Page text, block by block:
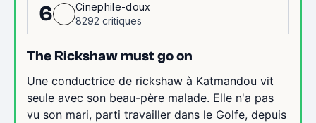
6
Cinephile-doux
8292 critiques
The Rickshaw must go on
Une conductrice de rickshaw à Katmandou vit
seule avec son beau-père malade. Elle n'a pas
vu son mari, parti travailler dans le Golfe, depuis